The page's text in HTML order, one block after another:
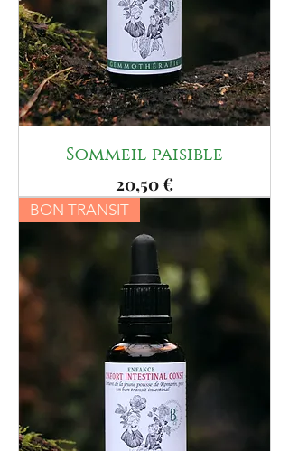
Sommeil paisible
Prix
20,50 €
BON TRANSIT